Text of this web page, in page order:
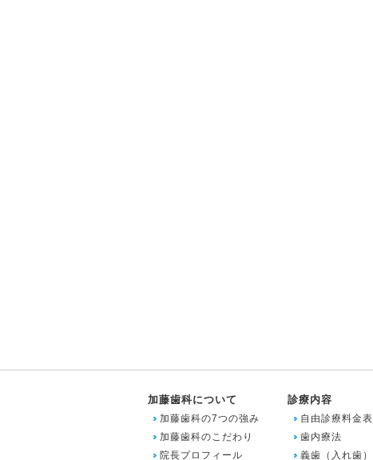
加藤歯科について
加藤歯科の7つの強み
加藤歯科のこだわり
院長プロフィール
診療内容
自由診療料金表
歯内療法
義歯（入れ歯）